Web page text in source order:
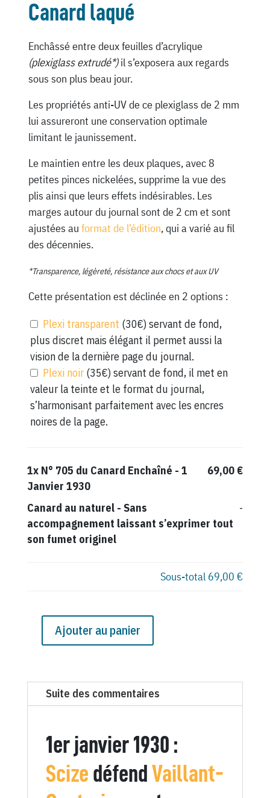
Canard laqué
Enchâssé entre deux feuilles d’acrylique
(plexiglass extrudé*)il s’exposera aux regards
sous son plus beau jour.
Les propriétés anti-UV de ce plexiglass de 2 mm
lui assureront une conservation optimale
limitant le jaunissement.
Le maintien entre les deux plaques, avec 8
petites pinces nickelées, supprime la vue des
plis ainsi que leurs effets indésirables. Les
marges autour du journal sont de 2 cm et sont
ajustées au format de l’édition, qui a varié au fil
des décennies.
*Transparence, légèreté, résistance aux chocs et aux UV
Cette présentation est déclinée en 2 options :
Plexi transparent (30€) servant de fond,
plus discret mais élégant il permet aussi la
vision de la dernière page du journal.
Plexi noir (35€) servant de fond, il met en
valeur la teinte et le format du journal,
s’harmonisant parfaitement avec les encres
noires de la page.
1x N° 705 du Canard Enchaîné - 1
Janvier 1930
69,00 €
Canard au naturel- Sans
accompagnement laissant s’exprimer tout
son fumet originel
-
Sous-total 69,00 €
quantité
705
du
Enchaîné
Janvier
Ajouter au panier
Suite des commentaires
1er janvier 1930 :
Scize défend Vaillant-